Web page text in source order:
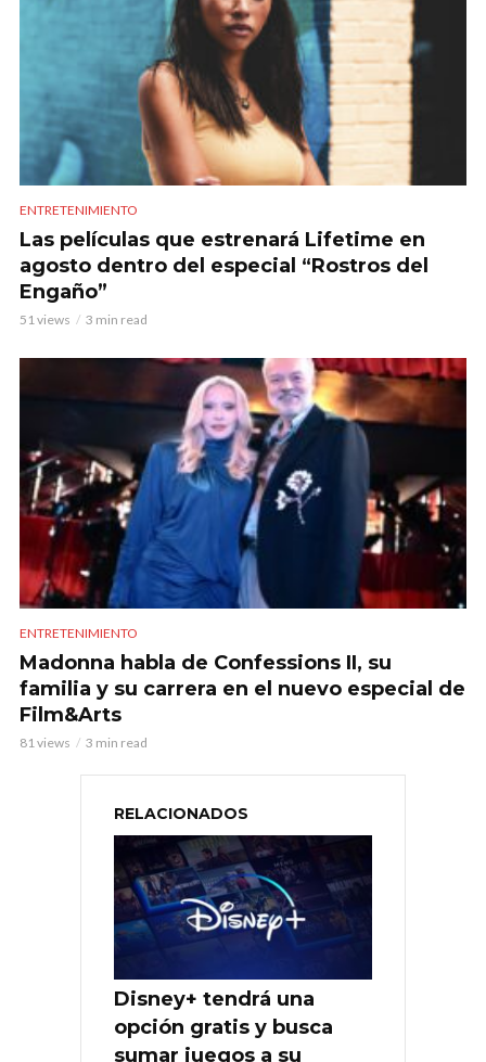
ENTRETENIMIENTO
Las películas que estrenará Lifetime en
agosto dentro del especial “Rostros del
Engaño”
51 views 3 min read
ENTRETENIMIENTO
Madonna habla de Confessions II, su
familia y su carrera en el nuevo especial de
Film&Arts
81 views 3 min read
RELACIONADOS
Disney+ tendrá una
opción gratis y busca
sumar juegos a su